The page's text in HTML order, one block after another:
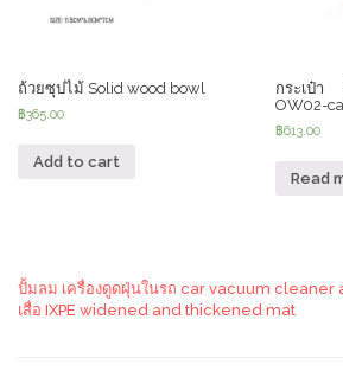
ถ้วยซุปไม้ Solid wood bowl
฿365.00
Add to cart
กระเป๋
OW02-
฿613.00
Read
ปั้มลม เครื่องดูดฝุ่นในรถ car vacuum cleaner
เสื่อ IXPE widened and thickened mat